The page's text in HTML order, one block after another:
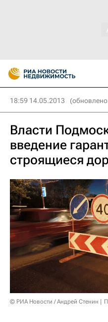
18:59 14.05.2013
Власти
введение
строящиеся
© РИА Новости / Андрей Стенин